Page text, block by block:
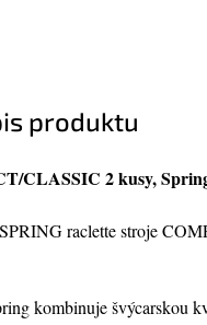
produktu
CLASSIC 2 kusy,
raclette stroje
kombinuje švýcarskou